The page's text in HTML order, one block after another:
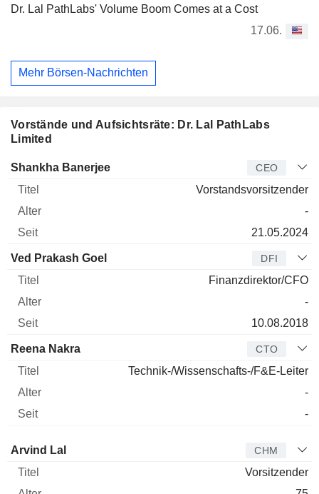
Dr. Lal PathLabs' Volume Boom Comes at a Cost
17.06.
Mehr Börsen-Nachrichten
Vorstände und Aufsichtsräte: Dr. Lal PathLabs
Limited
Manager Titel Alter
Shankha Banerjee CEO
Vorstandsvorsitzender
-
21.05.2024
Ved Prakash Goel DFI
Finanzdirektor/CFO
-
10.08.2018
Reena Nakra CTO
Technik-/Wissenschafts-/F&E-Leiter
-
-
Verwaltungsratsmitglied
Arvind Lal CHM
Vorsitzender